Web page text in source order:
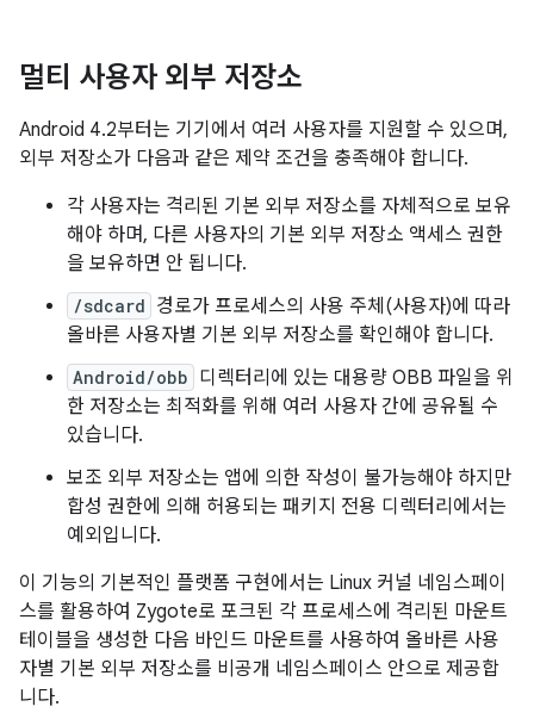
멀티 사용자 외부 저장소
Android 4.2부터는 기기에서 여러 사용자를 지원할 수 있으며,
외부 저장소가 다음과 같은 제약 조건을 충족해야 합니다.
각 사용자는 격리된 기본 외부 저장소를 자체적으로 보유
해야 하며, 다른 사용자의 기본 외부 저장소 액세스 권한
을 보유하면 안 됩니다.
/sdcard 경로가 프로세스의 사용 주체(사용자)에 따라
올바른 사용자별 기본 외부 저장소를 확인해야 합니다.
Android/obb 디렉터리에 있는 대용량 OBB 파일을 위
한 저장소는 최적화를 위해 여러 사용자 간에 공유될 수
있습니다.
보조 외부 저장소는 앱에 의한 작성이 불가능해야 하지만
합성 권한에 의해 허용되는 패키지 전용 디렉터리에서는
예외입니다.
이 기능의 기본적인 플랫폼 구현에서는 Linux 커널 네임스페이
스를 활용하여 Zygote로 포크된 각 프로세스에 격리된 마운트
테이블을 생성한 다음 바인드 마운트를 사용하여 올바른 사용
자별 기본 외부 저장소를 비공개 네임스페이스 안으로 제공합
니다.